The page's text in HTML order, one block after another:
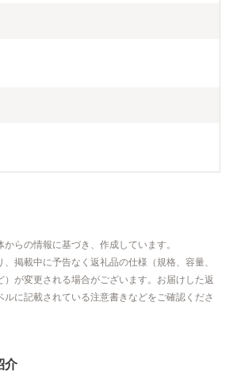
らの情報に基づき、作成しています。
掲載中に予告なく返礼品の仕様（規格、容量、
）が変更される場合がございます。お届けした返
ルに記載されている注意書きなどをご確認くださ
介